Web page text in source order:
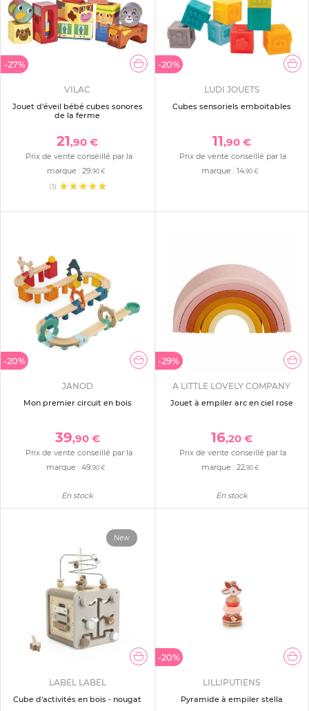
-27%
VILAC
Jouet d'éveil bébé cubes sonores
de la ferme
21,90 €
Prix de vente conseillé par la
marque : 29,90 €
(3)
-20%
LUDI JOUETS
Cubes sensoriels emboitables
11,90 €
Prix de vente conseillé par la
marque :14,90 €
-20%
JANOD
Mon premier circuit en bois
39,90 €
Prix de vente conseillé par la
marque :49,90 €
En stock
-29%
A LITTLE LOVELY COMPANY
Jouet à empiler arc en ciel rose
16,20 €
Prix de vente conseillé par la
marque : 22,90 €
En stock
New
LABEL LABEL
Cube d'activités en bois - nougat
-20%
LILLIPUTIENS
Pyramide à empiler stella